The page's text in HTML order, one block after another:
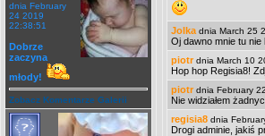
dnia February
24 2019
22:38:51
Dobrze
zaczyna
młody!
Zobacz Komentarze Galerii
Jolka dnia March 25
Oj dawno mnie tu
piotr dnia March 10
Hop hop Regisia8!
piotr dnia February
Nie widziałem
regisia8 dnia
Drogi adminie, jakiś